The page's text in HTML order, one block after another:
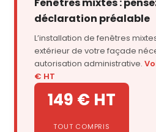
déclaration préalable
L’installation de fenêtres
extérieur de votre façade
autorisation administrative.
€ HT
149 € HT
TOUT COMPRIS